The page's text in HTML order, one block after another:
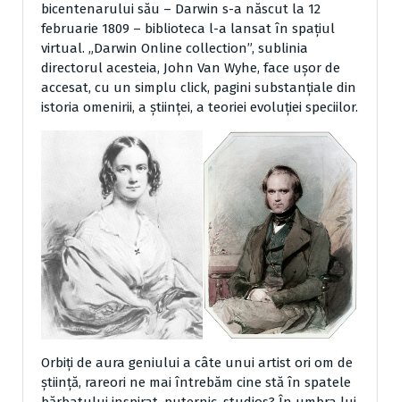
bicentenarului său – Darwin s-a născut la 12
februarie 1809 – biblioteca l-a lansat în spaţiul
virtual. „Darwin Online collection”, sublinia
directorul acesteia, John Van Wyhe, face uşor de
accesat, cu un simplu click, pagini substanţiale din
istoria omenirii, a ştiinţei, a teoriei evoluţiei speciilor.
Orbiţi de aura geniului a câte unui artist ori om de
ştiinţă, rareori ne mai întrebăm cine stă în spatele